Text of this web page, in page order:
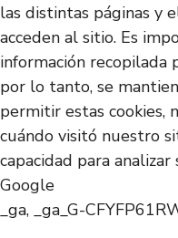
las distintas páginas y
acceden al sitio. Es
información recopilada
por lo tanto, se
permitir estas cookies,
cuándo visitó nuestro
capacidad para analizar
Google
_ga, _ga_G-